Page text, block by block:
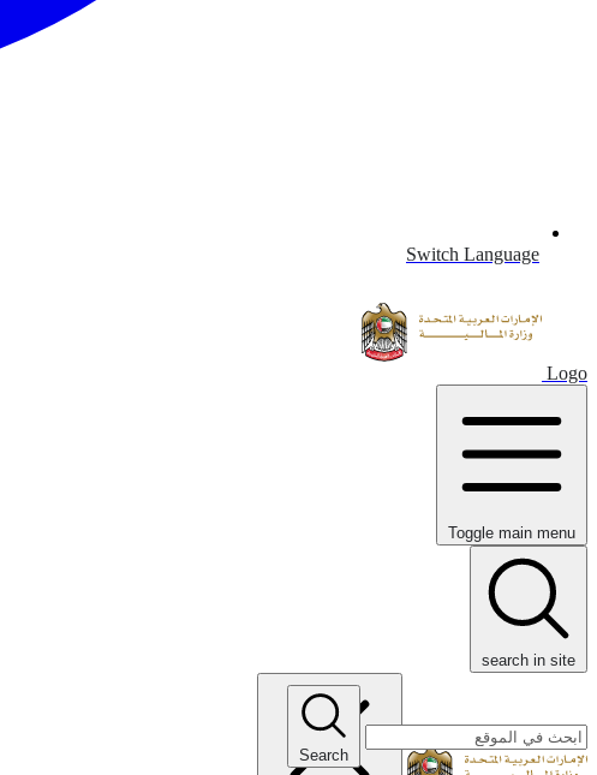
Switch Language
Logo
Toggle main menu
search in site
Search